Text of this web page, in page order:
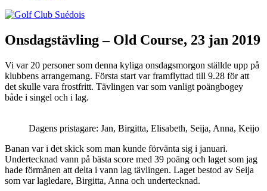
Onsdagstävling – Old Course, 23 jan 2019
Vi var 20 personer som denna kyliga onsdagsmorgon ställde upp på
klubbens arrangemang. Första start var framflyttad till 9.28 för att
det skulle vara frostfritt. Tävlingen var som vanligt poängbogey
både i singel och i lag.
Dagens pristagare: Jan, Birgitta, Elisabeth, Seija, Anna, Keijo
Banan var i det skick som man kunde förvänta sig i januari.
Undertecknad vann på bästa score med 39 poäng och laget som jag
hade förmånen att delta i vann lag tävlingen. Laget bestod av Seija
som var lagledare, Birgitta, Anna och undertecknad.